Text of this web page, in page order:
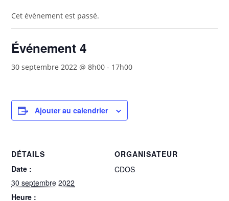
Cet évènement est passé.
Événement 4
30 septembre 2022 @ 8h00 - 17h00
Ajouter au calendrier
DÉTAILS
Date :
30 septembre 2022
Heure :
ORGANISATEUR
CDOS